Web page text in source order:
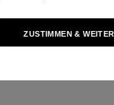
ZUSTIMMEN & WEITER